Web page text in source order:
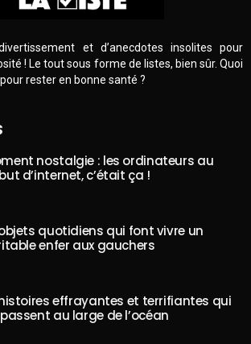
et d’anecdotes insolites pour
! Le tout sous forme de listes, bien sûr. Quoi
rester en bonne santé ?
nostalgie : les ordinateurs au
d’internet, c’était ça !
quotidiens qui font vivre un
enfer aux gauchers
effrayantes et terrifiantes qui
au large de l’océan